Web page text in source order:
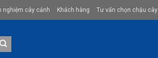
nghiệm cây cảnh Khách hàng Tư vấn chọn chậu cây